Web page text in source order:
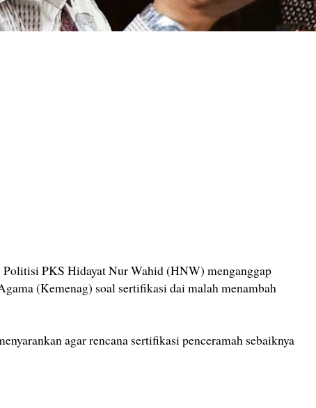
Politisi PKS Hidayat Nur Wahid (HNW) menganggap
(Kemenag) soal sertifikasi dai malah menambah
agar rencana sertifikasi penceramah sebaiknya